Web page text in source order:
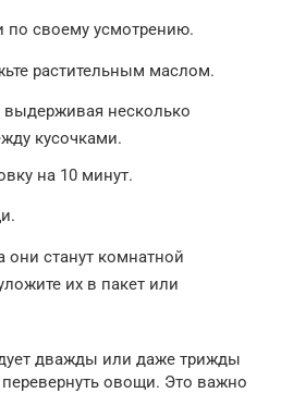
по своему усмотрению.
растительным маслом.
несколько
кусочками.
на 10 минут.
они станут комнатной
их в пакет или
дважды или даже трижды
овощи. Это важно